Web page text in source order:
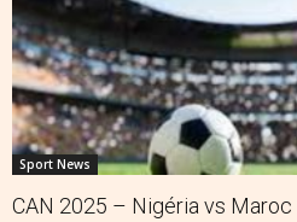
Sport News
CAN 2025 – Nigéria vs Maroc